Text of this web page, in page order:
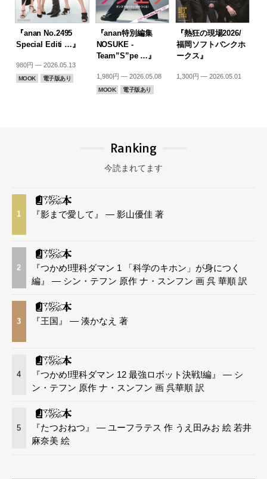
『anan No.2495
Special Editi …』
980円 — 2026.05.13
MOOK 電子版あり
『anan特別編集
NOSUKE -
Team”S”pe …』
1,980円 — 2026.05.08
MOOK 電子版あり
『熱狂の現場2026/
福岡ソフトバンクホ
ークス』
1,300円 — 2026.05.01
Ranking
今読まれてます
1 『影まで愛して』 — 影山優佳 著
2
『つかめ!理科ダマン 1 「科学のキホン」が身につく
編』 — シン・テフン 原作 ナ・スンフン 画 呉 華順 訳
3 『王国』 — 湊かなえ 著
4
『つかめ!理科ダマン 12 最強ロボット決戦!編』 — シ
ン・テフン 原作 ナ・スンフン 画 呉華順 訳
5
『たつおねつ』 — ユーフラテス 作 うえ田みお 絵 若井
麻奈美 絵